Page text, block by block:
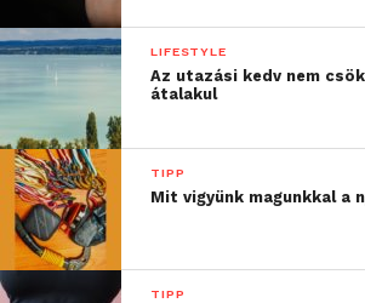
További friss híreket talál a
Csatlakozzon hozzánk a
LIFESTYLE
Az utazási kedv nem
átalakul
TIPP
Mit vigyünk magunkkal a
TIPP